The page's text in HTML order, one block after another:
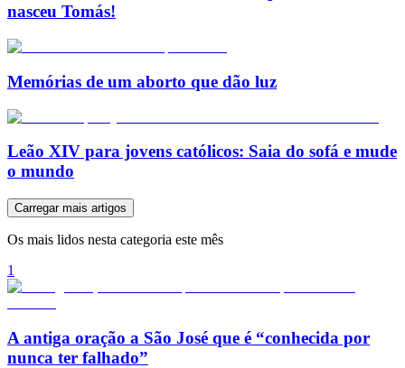
nasceu Tomás!
Memórias de um aborto que dão luz
Leão XIV para jovens católicos: Saia do sofá e mude
o mundo
Carregar mais artigos
Os mais lidos nesta categoria este mês
1
A antiga oração a São José que é “conhecida por
nunca ter falhado”